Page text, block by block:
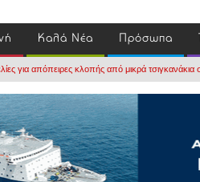
Καλά Νέα Πρόσωπα
για απόπειρες κλοπής από μικρά